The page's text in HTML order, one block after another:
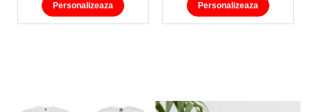
Personalizeaza Personalizeaza